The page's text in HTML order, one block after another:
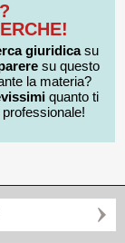
giuridicasu
su questo
la materia?
quanto ti